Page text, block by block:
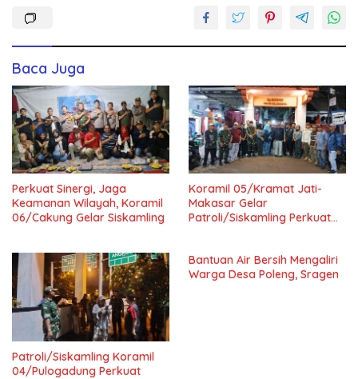
Baca Juga
Perkuat Sinergi, Jaga
Keamanan Wilayah, Koramil
06/Cakung Gelar Siskamling
Koramil 05/Kramat Jati-
Makasar Gelar
Patroli/Siskamling Perkuat
Patroli/Siskamling Koramil
04/Pulogadung Perkuat
Bantuan Air Bersih Mengaliri
Warga Desa Poleng, Sragen